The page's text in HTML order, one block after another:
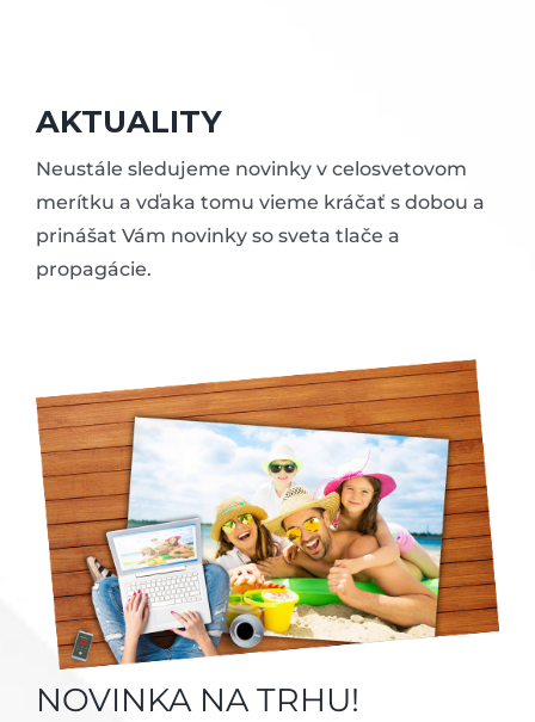
AKTUALITY
Neustále sledujeme novinky v celosvetovom
merítku a vďaka tomu vieme kráčať s dobou a
prinášat Vám novinky so sveta tlače a
propagácie.
NOVINKA NA TRHU!